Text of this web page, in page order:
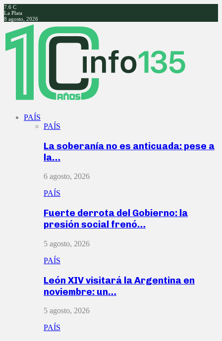
7.6 C
La Plata
8 agosto, 2026
Facebook
Twitter
Instagram
Youtube
PAÍS
PAÍS
La soberanía no es anticuada: pese a
la…
6 agosto, 2026
PAÍS
Fuerte derrota del Gobierno: la
presión social frenó…
5 agosto, 2026
PAÍS
León XIV visitará la Argentina en
noviembre: un…
5 agosto, 2026
PAÍS